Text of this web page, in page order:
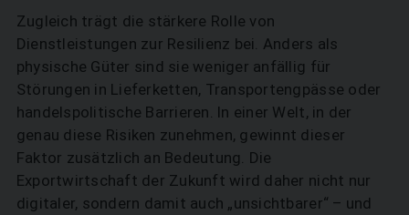
Zugleich trägt die stärkere Rolle von
Dienstleistungen zur Resilienz bei. Anders als
physische Güter sind sie weniger anfällig für
Störungen in Lieferketten, Transportengpässe oder
handelspolitische Barrieren. In einer Welt, in der
genau diese Risiken zunehmen, gewinnt dieser
Faktor zusätzlich an Bedeutung. Die
Exportwirtschaft der Zukunft wird daher nicht nur
digitaler, sondern damit auch „unsichtbarer“ – und